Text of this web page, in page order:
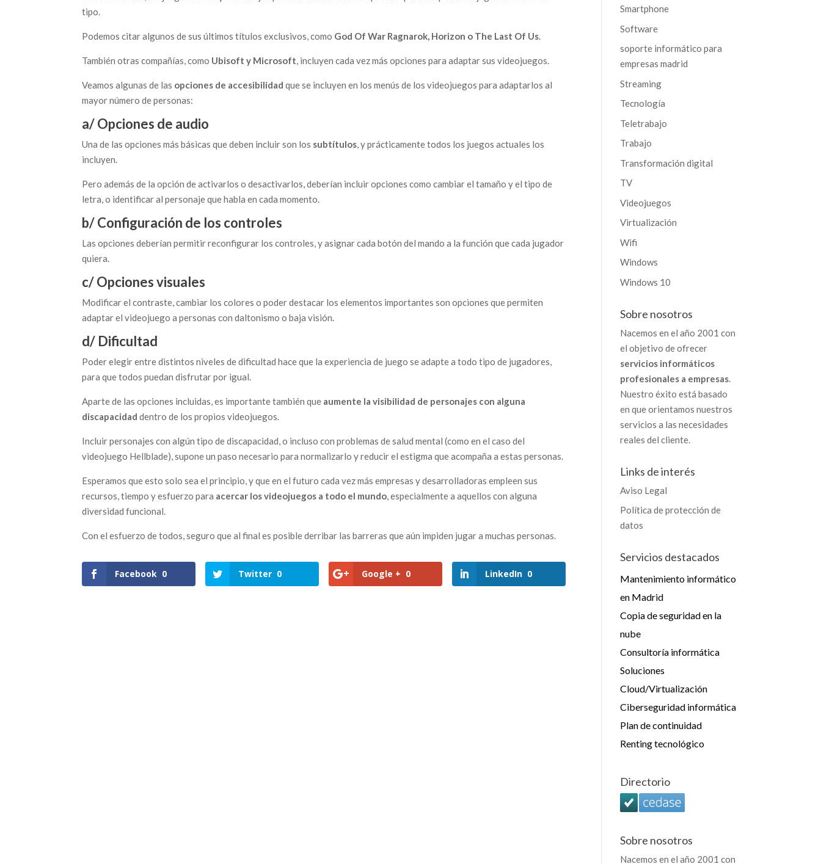
tipo.
Podemos citar algunos de sus últimos títulos exclusivos, como God Of War Ragnarok, Horizon o The Last Of Us.
También otras compañías, como Ubisoft y Microsoft, incluyen cada vez más opciones para adaptar sus videojuegos.
Veamos algunas de las opciones de accesibilidad que se incluyen en los menús de los videojuegos para adaptarlos al
mayor número de personas:
a/ Opciones de audio
Una de las opciones más básicas que deben incluir son los subtítulos, y prácticamente todos los juegos actuales los
incluyen.
Pero además de la opción de activarlos o desactivarlos, deberían incluir opciones como cambiar el tamaño y el tipo de
letra, o identificar al personaje que habla en cada momento.
b/ Configuración de los controles
Las opciones deberían permitir reconfigurar los controles, y asignar cada botón del mando a la función que cada jugador
quiera.
c/ Opciones visuales
Modificar el contraste, cambiar los colores o poder destacar los elementos importantes son opciones que permiten
adaptar el videojuego a personas con daltonismo o baja visión.
d/ Dificultad
Poder elegir entre distintos niveles de dificultad hace que la experiencia de juego se adapte a todo tipo de jugadores,
para que todos puedan disfrutar por igual.
Aparte de las opciones incluidas, es importante también que aumente la visibilidad de personajes con alguna
discapacidad dentro de los propios videojuegos.
Incluir personajes con algún tipo de discapacidad, o incluso con problemas de salud mental (como en el caso del
videojuego Hellblade), supone un paso necesario para normalizarlo y reducir el estigma que acompaña a estas personas.
Esperamos que esto solo sea el principio, y que en el futuro cada vez más empresas y desarrolladoras empleen sus
recursos, tiempo y esfuerzo para acercar los videojuegos a todo el mundo, especialmente a aquellos con alguna
diversidad funcional.
Con el esfuerzo de todos, seguro que al final es posible derribar las barreras que aún impiden jugar a muchas personas.
Facebook 0 Twitter 0 Google + 0 LinkedIn 0
Smartphone
Software
soporte informático para
empresas madrid
Streaming
Tecnología
Teletrabajo
Trabajo
Transformación digital
TV
Videojuegos
Virtualización
Wifi
Windows
Windows 10
Sobre nosotros
Nacemos en el año 2001 con
el objetivo de ofrecer
servicios informáticos
profesionales a empresas
Nuestro éxito está basado
en que orientamos nuestros
servicios a las necesidades
reales del cliente.
Links de interés
Aviso Legal
Política de protección de
datos
Servicios destacados
Mantenimiento informático
en Madrid
Copia de seguridad en la
nube
Consultoría informática
Soluciones
Cloud/Virtualización
Ciberseguridad informática
Plan de continuidad
Renting tecnológico
Directorio
Sobre nosotros
Nacemos en el año 2001 con